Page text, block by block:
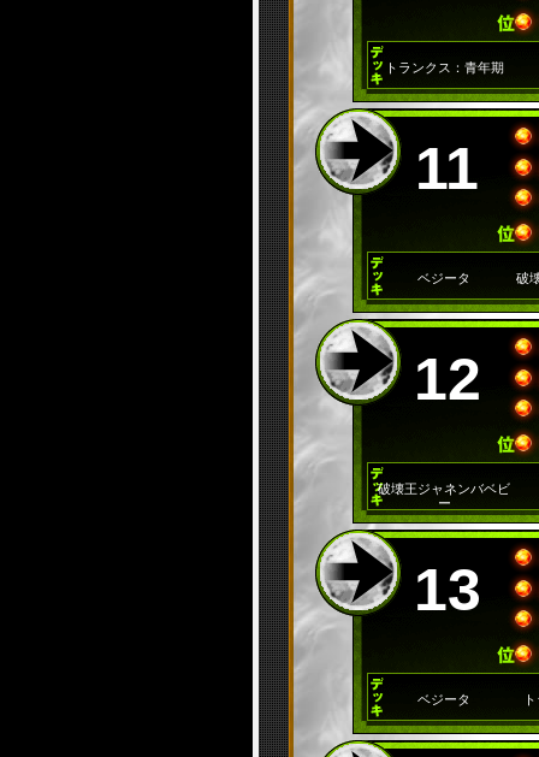
トランクス：青年期
11
ベジータ 破
12
破壊王ジャネンバベビ
ー
13
ベジータ